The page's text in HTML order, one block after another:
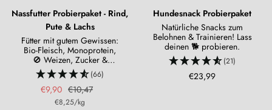
Warenkorb
Nassfutter Probierpaket - Rind,
Pute & Lachs
Fütter mit gutem Gewissen:
Bio-Fleisch, Monoprotein,
🚫 Weizen, Zucker &
Bindemittel (66)
Angebotspreis
€9,90 Regulärer
Preis
€10,47
€8,25/kg
Hundesnack Probierpaket
Natürliche Snacks zum
Belohnen & Trainieren! Lass
deinen 🐕 probieren.
(21)
Angebotspreis
€23,99